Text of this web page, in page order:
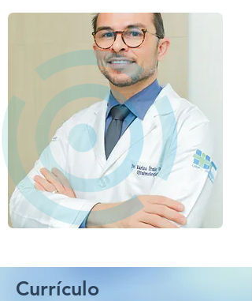
Currículo